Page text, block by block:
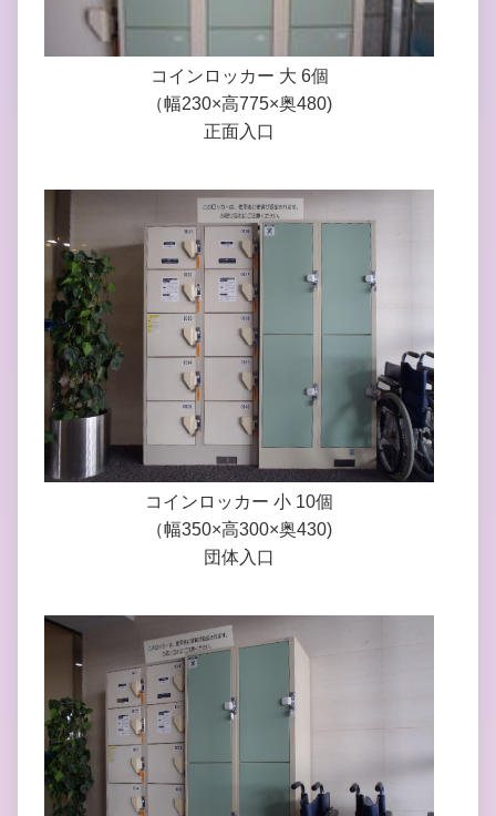
コインロッカー 大 6個
（幅230×高775×奥480)
正面入口
コインロッカー 小 10個
（幅350×高300×奥430)
団体入口